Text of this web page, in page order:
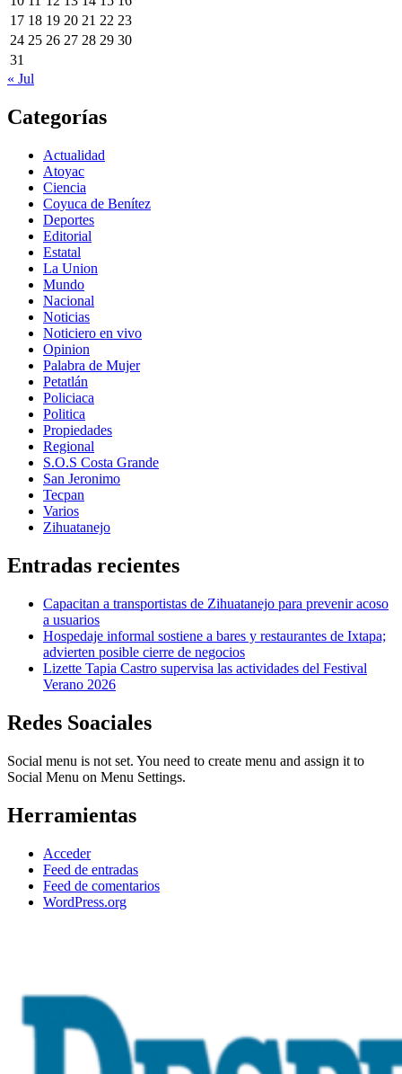
17 18 19 20 21 22 23
24 25 26 27 28 29 30
31
« Jul
Categorías
Actualidad
Atoyac
Ciencia
Coyuca de Benítez
Deportes
Editorial
Estatal
La Union
Mundo
Nacional
Noticias
Noticiero en vivo
Opinion
Palabra de Mujer
Petatlán
Policiaca
Politica
Propiedades
Regional
S.O.S Costa Grande
San Jeronimo
Tecpan
Varios
Zihuatanejo
Entradas recientes
Capacitan a transportistas de Zihuatanejo para prevenir acoso
a usuarios
Hospedaje informal sostiene a bares y restaurantes de Ixtapa;
advierten posible cierre de negocios
Lizette Tapia Castro supervisa las actividades del Festival
Verano 2026
Redes Soaciales
Social menu is not set. You need to create menu and assign it to
Social Menu on Menu Settings.
Herramientas
Acceder
Feed de entradas
Feed de comentarios
WordPress.org